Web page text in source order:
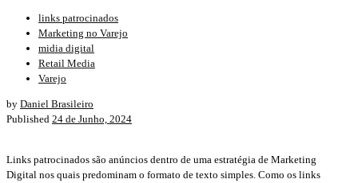
links patrocinados
Marketing no Varejo
midia digital
Retail Media
Varejo
by Daniel Brasileiro
Published 24 de Junho, 2024
Links patrocinados são anúncios dentro de uma estratégia de Marketing
Digital nos quais predominam o formato de texto simples. Como os links